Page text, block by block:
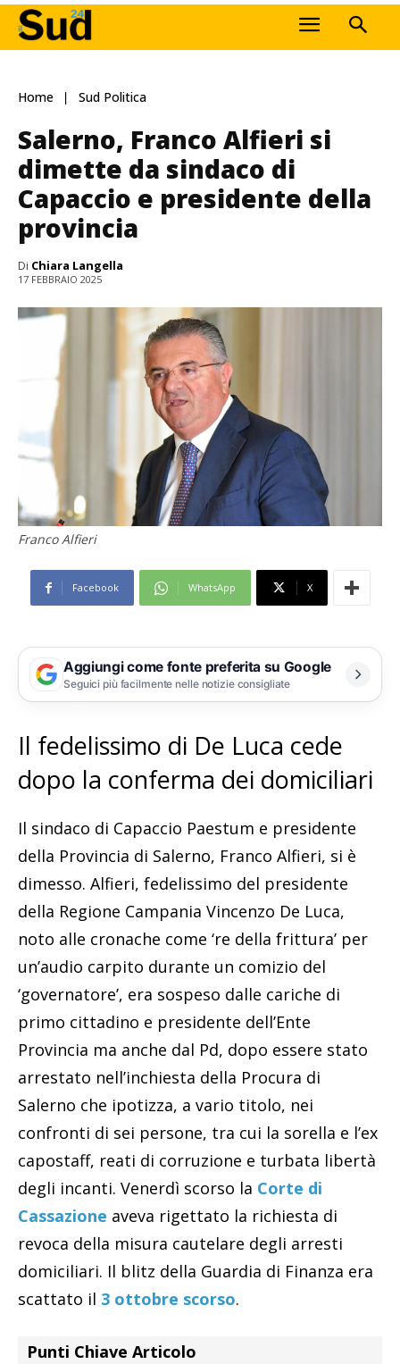
Home Sud Politica
Salerno, Franco Alfieri si
dimette da sindaco di
Capaccio e presidente della
provincia
Di Chiara Langella
17 FEBBRAIO 2025
Franco Alfieri
Facebook WhatsApp X
Aggiungi come fonte preferita su Google
Seguici più facilmente nelle notizie consigliate
Il fedelissimo di De Luca cede
dopo la conferma dei domiciliari
Il sindaco di Capaccio Paestum e presidente
della Provincia di Salerno, Franco Alfieri, si è
dimesso. Alfieri, fedelissimo del presidente
della Regione Campania Vincenzo De Luca,
noto alle cronache come ‘re della frittura’ per
un’audio carpito durante un comizio del
‘governatore’, era sospeso dalle cariche di
primo cittadino e presidente dell’Ente
Provincia ma anche dal Pd, dopo essere stato
arrestato nell’inchiesta della Procura di
Salerno che ipotizza, a vario titolo, nei
confronti di sei persone, tra cui la sorella e l’ex
capostaff, reati di corruzione e turbata libertà
degli incanti. Venerdì scorso la Corte di
Cassazione aveva rigettato la richiesta di
revoca della misura cautelare degli arresti
domiciliari. Il blitz della Guardia di Finanza era
scattato il 3 ottobre scorso.
Punti Chiave Articolo